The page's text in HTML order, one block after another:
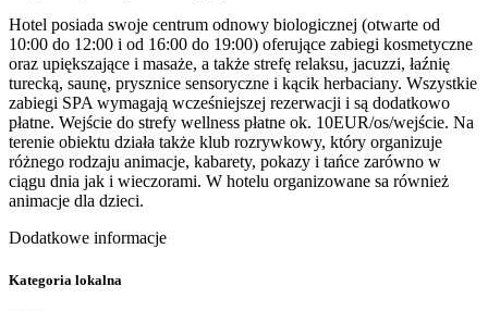
Hotel posiada swoje centrum odnowy biologicznej (otwarte od
10:00 do 12:00 i od 16:00 do 19:00) oferujące zabiegi kosmetyczne
oraz upiększające i masaże, a także strefę relaksu, jacuzzi, łaźnię
turecką, saunę, prysznice sensoryczne i kącik herbaciany. Wszystkie
zabiegi SPA wymagają wcześniejszej rezerwacji i są dodatkowo
płatne. Wejście do strefy wellness płatne ok. 10EUR/os/wejście. Na
terenie obiektu działa także klub rozrywkowy, który organizuje
różnego rodzaju animacje, kabarety, pokazy i tańce zarówno w
ciągu dnia jak i wieczorami. W hotelu organizowane sa również
animacje dla dzieci.
Dodatkowe informacje
Kategoria lokalna